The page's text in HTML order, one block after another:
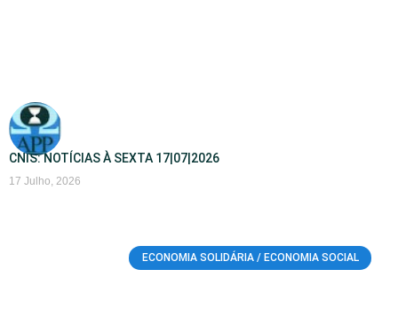
CNIS: NOTÍCIAS À SEXTA 17|07|2026
17 Julho, 2026
ECONOMIA SOLIDÁRIA / ECONOMIA SOCIAL